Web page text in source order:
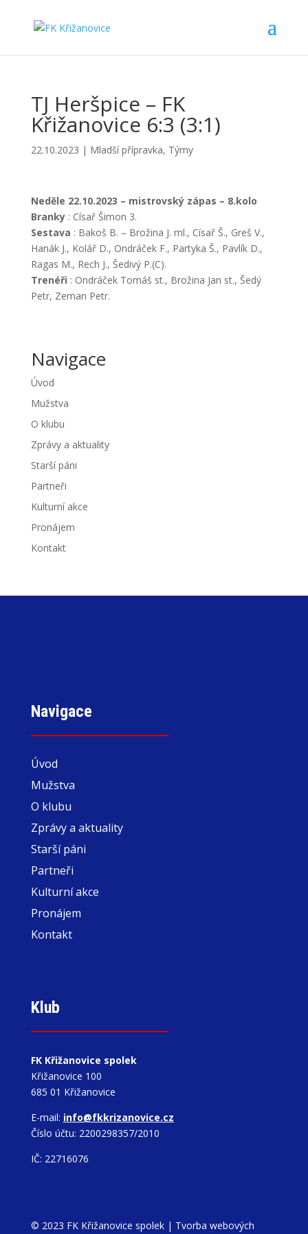
TJ Heršpice – FK
Křižanovice 6:3 (3:1)
22.10.2023 | Mladší přípravka, Týmy
Neděle 22.10.2023 – mistrovský zápas – 8.kolo
Branky: Císař Šimon 3.
Sestava : Bakoš B. – Brožina J. ml., Císař Š., Greš V.,
Hanák J., Kolář D., Ondráček F., Partyka Š., Pavlík D.,
Ragas M., Rech J., Šedivý P.(C).
Trenéři : Ondráček Tomáš st., Brožina Jan st., Šedý
Petr, Zeman Petr.
Navigace
Úvod
Mužstva
O klubu
Zprávy a aktuality
Starší páni
Partneři
Kulturní akce
Pronájem
Kontakt
Navigace
Úvod
Mužstva
O klubu
Zprávy a aktuality
Starší páni
Partneři
Kulturní akce
Pronájem
Kontakt
Klub
FK Křižanovice spolek
Křižanovice 100
685 01 Křižanovice
E-mail: info@fkkrizanovice.cz
Číslo účtu: 2200298357/2010
IČ: 22716076
© 2023 FK Křižanovice spolek | Tvorba webových